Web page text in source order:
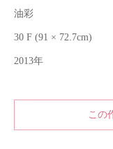
油彩
30 F (91 × 72.7cm)
2013年
この